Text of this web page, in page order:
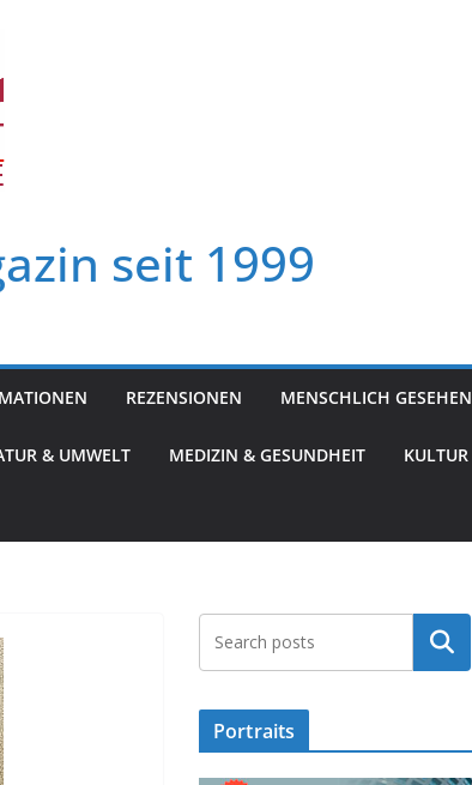
seit 1999
REZENSIONEN MENSCHLICH GESEHEN
& UMWELT MEDIZIN & GESUNDHEIT KULTUR
Suchen
Portraits